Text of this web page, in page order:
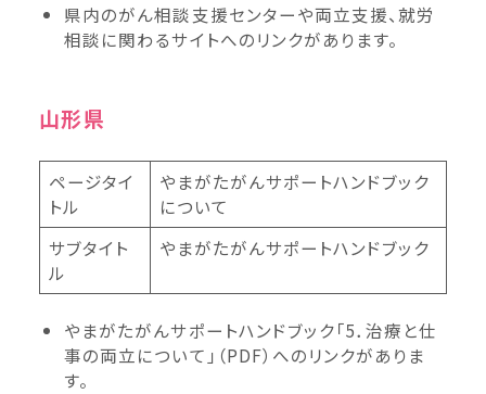
県内のがん相談支援センターや両立支援、就労
相談に関わるサイトへのリンクがあります。
山形県
ページタイ
トル
やまがたがんサポートハンドブック
について
サブタイト
ル
やまがたがんサポートハンドブック
やまがたがんサポートハンドブック「5．治療と仕
事の両立について」（PDF）へのリンクがありま
す。